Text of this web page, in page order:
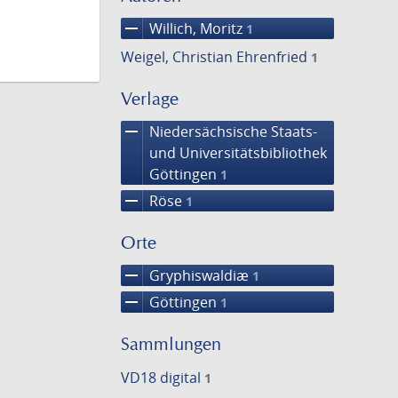
remove Willich, Moritz 1
Weigel, Christian Ehrenfried 1
Verlage
remove
Niedersächsische Staats-
und Universitätsbibliothek
Göttingen 1
remove Röse 1
Orte
remove Gryphiswaldiæ 1
remove Göttingen 1
Sammlungen
VD18 digital 1